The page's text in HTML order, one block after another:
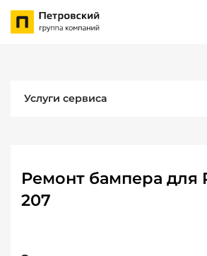
Услуги сервиса
Ремонт бампера для
207